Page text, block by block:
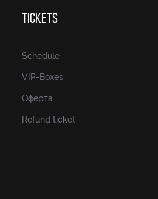
TICKETS
Schedule
VIP-Boxes
Оферта
Refund ticket